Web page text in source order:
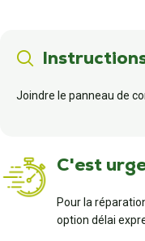
Joindre le panneau de
C'est
Pour la
option délai